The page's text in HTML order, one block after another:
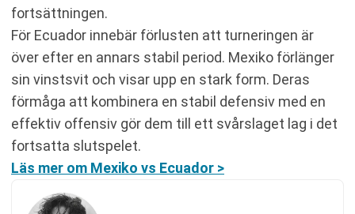
fortsättningen.
För Ecuador innebär förlusten att turneringen är
över efter en annars stabil period. Mexiko förlänger
sin vinstsvit och visar upp en stark form. Deras
förmåga att kombinera en stabil defensiv med en
effektiv offensiv gör dem till ett svårslaget lag i det
fortsatta slutspelet.
Läs mer om Mexiko vs Ecuador >